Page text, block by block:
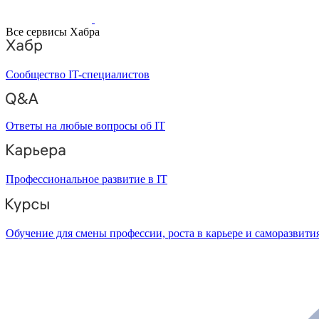
Все сервисы Хабра
Сообщество IT-специалистов
Ответы на любые вопросы об IT
Профессиональное развитие в IT
Обучение для смены профессии, роста в карьере и